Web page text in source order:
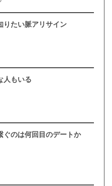
りたい脈アリサイン
人もいる
ぐのは何回目のデートか